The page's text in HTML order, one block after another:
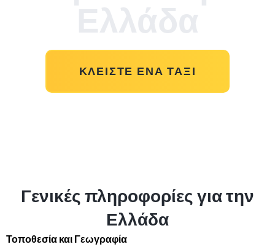
ΚΛΕΊΣΤΕ ΈΝΑ ΤΑΞΊ
Γενικές πληροφορίες για την
Ελλάδα
Τοποθεσία και Γεωγραφία